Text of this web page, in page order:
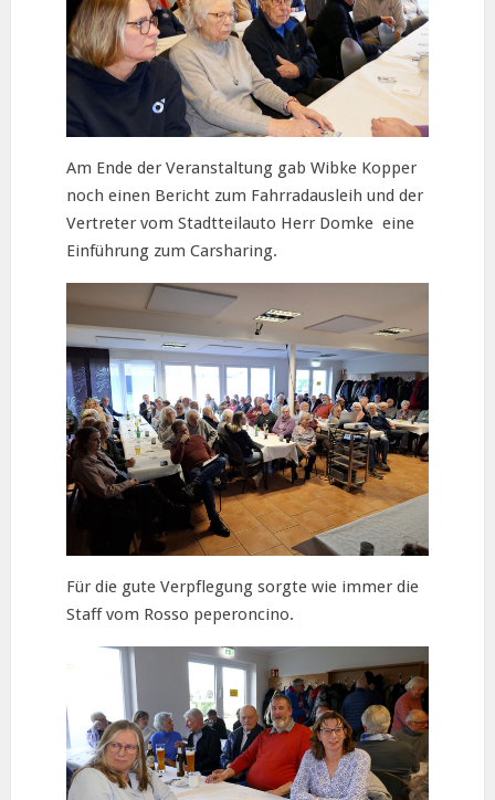
Am Ende der Veranstaltung gab Wibke Kopper
noch einen Bericht zum Fahrradausleih und der
Vertreter vom Stadtteilauto Herr Domke eine
Einführung zum Carsharing.
Für die gute Verpflegung sorgte wie immer die
Staff vom Rosso peperoncino.